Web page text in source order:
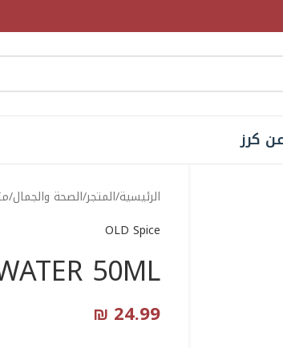
عن كرز
الرئيسية المتجرالصحة والجمال
OLD Spice
50ML
₪ 24.99